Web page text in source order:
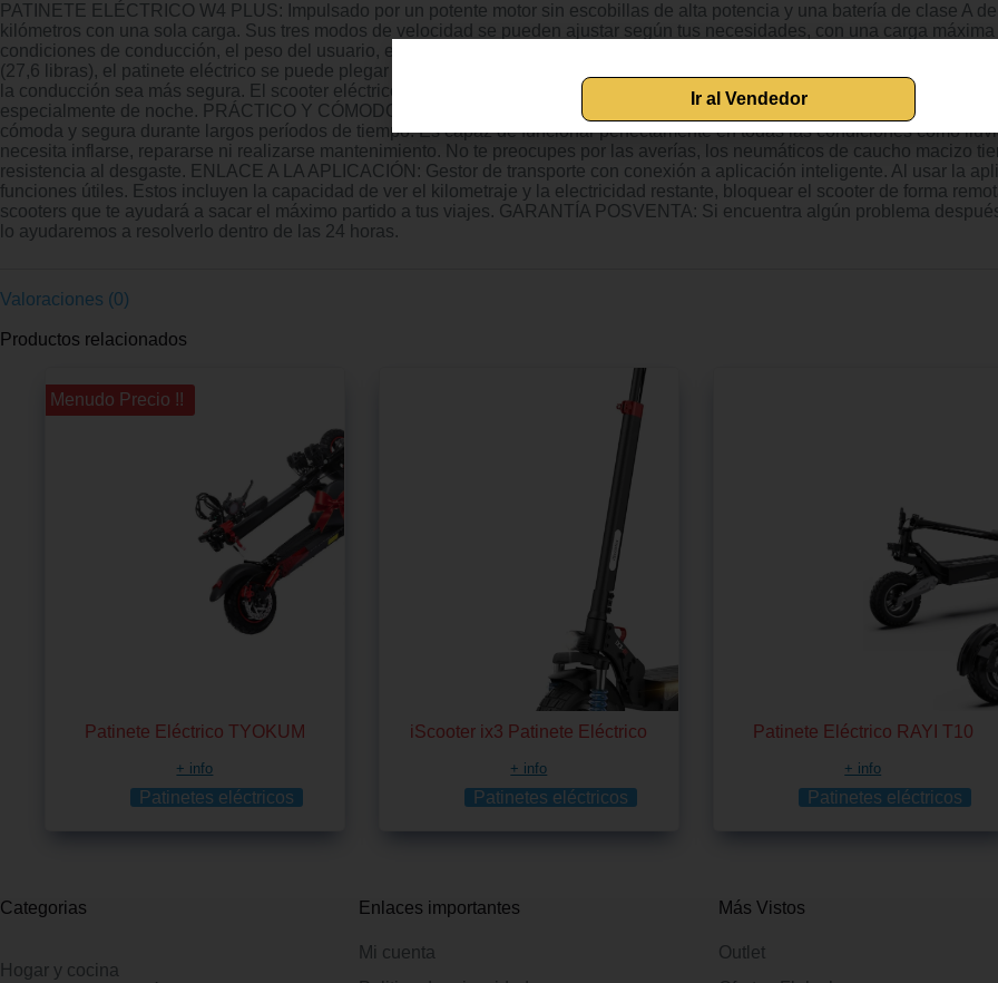
PATINETE ELÉCTRICO W4 PLUS: Impulsado por un potente motor sin escobillas de alta potencia y una batería de clase A
kilómetros con una sola carga. Sus tres modos de velocidad se pueden ajustar según tus necesidades, con una carga
condiciones de conducción, el peso del usuario, el clima y el mantenimiento adecuado). PATINETE ELÉCTRICO
(27,6 libras), el patinete eléctrico se puede plegar y transportar o almacenar fácilmente. El sistema de frenos de disco con E
la conducción sea más segura. El scooter eléctrico también está equipado con una luz LED delantera y una luz de
especialmente de noche. PRÁCTICO Y CÓMODO: Los neumáticos de goma maciza de 8,5 pulgadas y los amortiguadores
cómoda y segura durante largos períodos de tiempo. Es capaz de funcionar perfectamente en todas las condiciones como
necesita inflarse, repararse ni realizarse mantenimiento. No te preocupes por las averías, los neumáticos de caucho macizo
resistencia al desgaste. ENLACE A LA APLICACIÓN: Gestor de transporte con conexión a aplicación inteligente. Al usar la
funciones útiles. Estos incluyen la capacidad de ver el kilometraje y la electricidad restante, bloquear el scooter de forma
scooters que te ayudará a sacar el máximo partido a tus viajes. GARANTÍA POSVENTA: Si encuentra algún problema
lo ayudaremos a resolverlo dentro de las 24 horas.
Valoraciones (0)
Productos relacionados
¡¡ Menudo Precio !!
Patinete Eléctrico TYOKUM
+ info
Patinetes eléctricos
iScooter ix3 Patinete Eléctrico
+ info
Patinetes eléctricos
Patinete Eléctrico RAYI T10
+ info
Patinetes eléctricos
Categorias
Hogar y cocina
Enlaces importantes
Mi cuenta
Más Vistos
Outlet